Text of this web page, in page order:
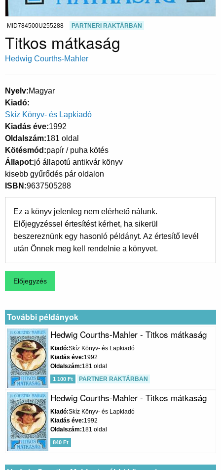
MID784500U255288 PARTNERI RAKTÁRBAN
Titkos mátkaság
Hedwig Courths-Mahler
Nyelv Magyar
Kiadó
Skíz Könyv- és Lapkiadó
Kiadás éve 1992
Oldalszám 181 oldal
Kötésmód papír / puha kötés
Állapot jó állapotú antikvár könyv
kisebb gyűrődés pár oldalon
ISBN 9637505288
Ez a könyv jelenleg nem elérhető nálunk.
Előjegyzéssel értesítést kérhet, ha sikerül
beszereznünk egy hasonló példányt. Az értesítő levél
után Önnek meg kell rendelnie a könyvet.
További példányok
Hedwig Courths-Mahler - Titkos mátkaság
Kiadó Skíz Könyv- és Lapkiadó
Kiadás éve 1992
Oldalszám 181 oldal
1 100 Ft PARTNER RAKTÁRBAN
Hedwig Courths-Mahler - Titkos mátkaság
Kiadó Skíz Könyv- és Lapkiadó
Kiadás éve 1992
Oldalszám 181 oldal
840 Ft